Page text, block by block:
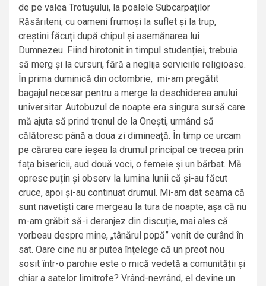
de pe valea Trotușului, la poalele Subcarpaților
Răsăriteni, cu oameni frumoși la suflet și la trup,
creștini făcuți după chipul și asemănarea lui
Dumnezeu. Fiind hirotonit în timpul studenției, trebuia
să merg și la cursuri, fără a neglija serviciile religioase.
În prima duminică din octombrie, mi-am pregătit
bagajul necesar pentru a merge la deschiderea anului
universitar. Autobuzul de noapte era singura sursă care
mă ajuta să prind trenul de la Onești, urmând să
călătoresc până a doua zi dimineață. În timp ce urcam
pe cărarea care ieșea la drumul principal ce trecea prin
fața bisericii, aud două voci, o femeie și un bărbat. Mă
opresc puțin și observ la lumina lunii că și-au făcut
cruce, apoi și-au continuat drumul. Mi-am dat seama că
sunt navetiști care mergeau la tura de noapte, așa că nu
m-am grăbit să-i deranjez din discuție, mai ales că
vorbeau despre mine, „tânărul popă” venit de curând în
sat. Oare cine nu ar putea înțelege că un preot nou
sosit într-o parohie este o mică vedetă a comunității și
chiar a satelor limitrofe? Vrând-nevrând, el devine un